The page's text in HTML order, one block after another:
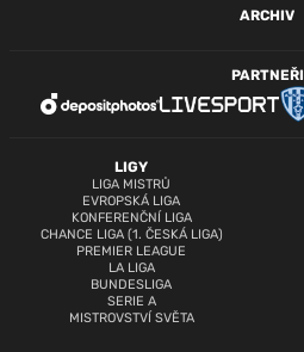
ARCHIV
LIGY
LIGA MISTRŮ
EVROPSKÁ LIGA
KONFERENČNÍ LIGA
CHANCE LIGA (1. ČESKÁ LIGA)
PREMIER LEAGUE
LA LIGA
BUNDESLIGA
SERIE A
MISTROVSTVÍ SVĚTA
PARTNEŘI